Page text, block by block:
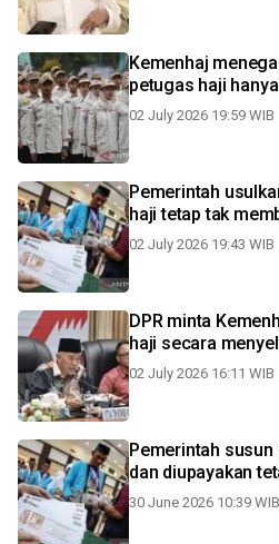
Kemenhaj
petugas haji
02 July 2026 19:59 WIB
Pemerintah
haji tetap tak
02 July 2026 19:43 WIB
DPR minta
haji secara
02 July 2026 16:11 WIB
Pemerintah
dan diupayakan
30 June 2026 10:39 WIB